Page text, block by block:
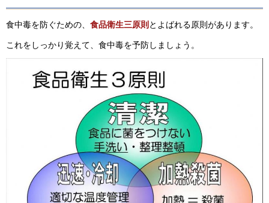
食中毒を防ぐための、 食品衛生三原則 とよばれる原則があります。
これをしっかり覚えて、食中毒を予防しましょう。